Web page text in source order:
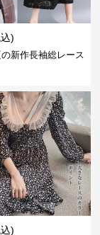
)
新作長袖総レース
)